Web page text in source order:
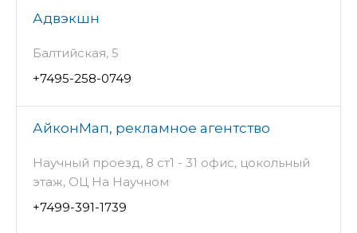
Адвэкшн
Балтийская, 5
+7495-258-0749
АйконМап, рекламное агентство
Научный проезд, 8 ст1 - 31 офис, цокольный
этаж, ОЦ На Научном
+7499-391-1739